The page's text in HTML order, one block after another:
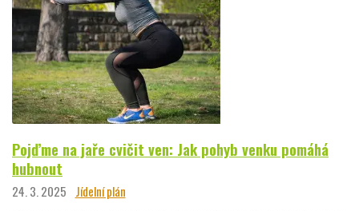
Pojďme na jaře cvičit ven: Jak pohyb venku pomáhá
hubnout
24. 3. 2025 Jídelní plán